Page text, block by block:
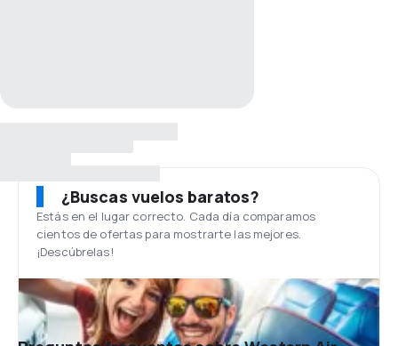
¿Buscas vuelos baratos?
Estás en el lugar correcto. Cada día comparamos
cientos de ofertas para mostrarte las mejores.
¡Descúbrelas!